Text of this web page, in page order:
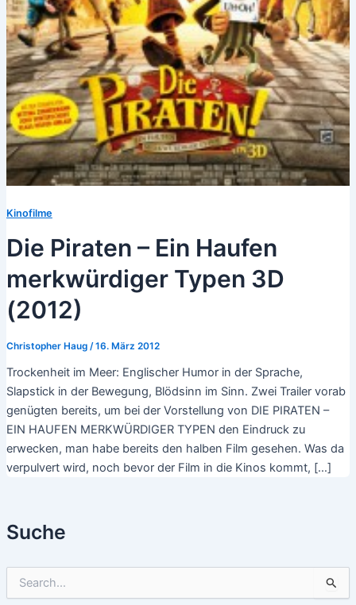
Suche
Kinofilme
Die Piraten – Ein Haufen
merkwürdiger Typen 3D
(2012)
Christopher Haug /16. März 2012
Trockenheit im Meer: Englischer Humor in der Sprache,
Slapstick in der Bewegung, Blödsinn im Sinn. Zwei Trailer vorab
genügten bereits, um bei der Vorstellung von DIE PIRATEN –
EIN HAUFEN MERKWÜRDIGER TYPEN den Eindruck zu
erwecken, man habe bereits den halben Film gesehen. Was da
verpulvert wird, noch bevor der Film in die Kinos kommt, […]